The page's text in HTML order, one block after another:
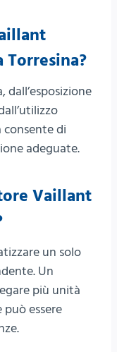
Torresina?
di
adeguate.
Vaillant
un solo
Un
più unità
essere